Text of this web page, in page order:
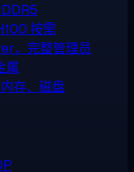
按需
，完整管理员
属
存、磁盘